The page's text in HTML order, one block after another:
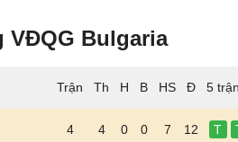
VĐQG Bulgaria
5
4 4 0 0 7 12 T